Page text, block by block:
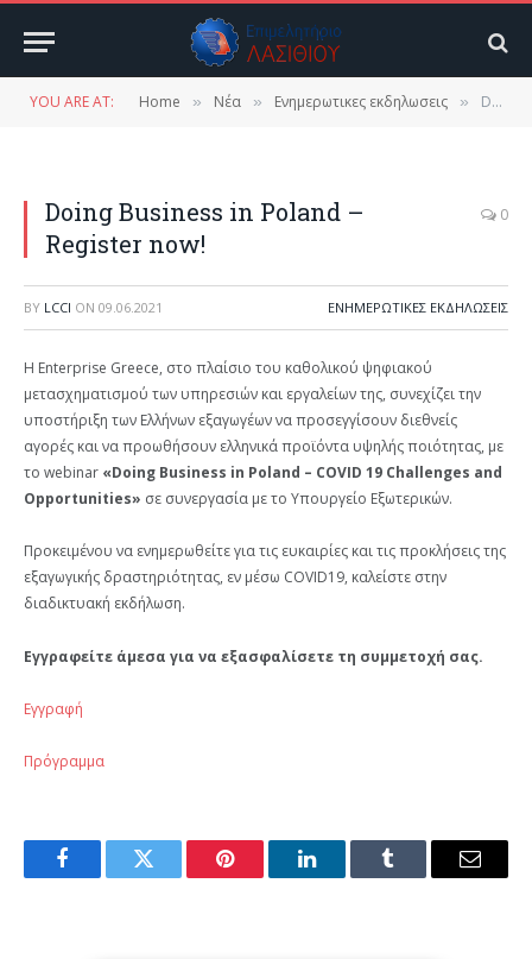
YOU ARE AT: Home » Νέα » Ενημερωτικες εκδηλωσεις » Doing Business in Poland – Register now!
Doing Business in Poland –
Register now!
0
BY LCCI ON 09.06.2021 ΕΝΗΜΕΡΩΤΙΚΕΣ ΕΚΔΗΛΩΣΕΙΣ
Η Enterprise Greece, στο πλαίσιο του καθολικού ψηφιακού
μετασχηματισμού των υπηρεσιών και εργαλείων της, συνεχίζει την
υποστήριξη των Ελλήνων εξαγωγέων να προσεγγίσουν διεθνείς
αγορές και να προωθήσουν ελληνικά προϊόντα υψηλής ποιότητας, με
τo webinar «Doing Business in Poland – COVID 19 Challenges and
Opportunities» σε συνεργασία με το Υπουργείο Εξωτερικών.
Προκειμένου να ενημερωθείτε για τις ευκαιρίες και τις προκλήσεις της
εξαγωγικής δραστηριότητας, εν μέσω COVID19, καλείστε στην
διαδικτυακή εκδήλωση.
Εγγραφείτε άμεσα για να εξασφαλίσετε τη συμμετοχή σας.
Εγγραφή
Πρόγραμμα
FacebookTwitter Pinterest LinkedInTumblr Email